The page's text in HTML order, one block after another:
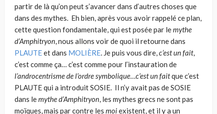
partir de là qu’on peut s’avancer dans d’autres choses que
dans des mythes. Eh bien, après vous avoir rappelé ce plan,
cette question fondamentale, qui est posée par lemythe
d’Amphitryon, nous allons voir de quoi il retourne dans
PLAUTEet dans MOLIÈRE. Je puis vous dire,c’est un fait,
c’est comme ça… c’est comme pour l’instaura­tion de
l’androcentrisme de l’ordre symbolique…c’est un faitque c’est
PLAUTE qui a introduit SOSIE. Il n’y avait pas de SOSIE
dans lemythe d’Amphitryon, les mythes grecs ne sont pas
moïques, mais par contre les moiexistent, et il y a un